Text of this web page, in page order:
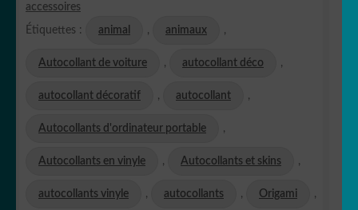
accessoires
Étiquettes : animal , animaux ,
Autocollant de voiture , autocollant déco ,
autocollant décoratif , autocollant ,
Autocollants d'ordinateur portable ,
Autocollants en vinyle , Autocollants et skins ,
autocollants vinyle , autocollants , Origami ,